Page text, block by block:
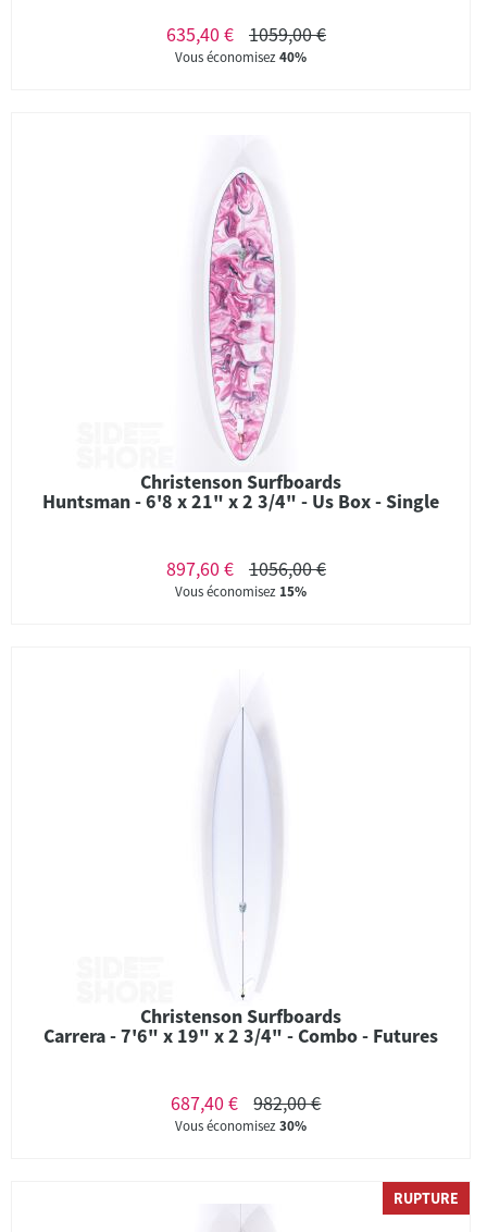
635,40 €
1059,00 €
Vous économisez40%
Christenson Surfboards
Huntsman - 6'8 x 21" x 2 3/4" - Us Box - Single
897,60 € 1056,00 €
Vous économisez 15%
Christenson Surfboards
Carrera - 7'6" x 19" x 2 3/4" - Combo - Futures
687,40 € 982,00 €
Vous économisez30%
RUPTURE